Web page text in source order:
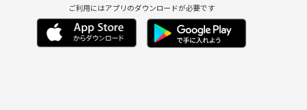
ご利用にはアプリのダウンロードが必要です